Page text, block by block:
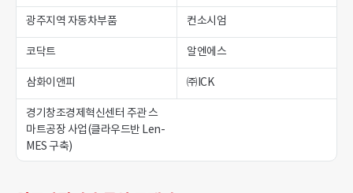
광주지역 자동차부품 컨소시엄
코닥트 알엔에스
삼화이앤피 ㈜ICK
경기창조경제혁신센터 주관 스
마트공장 사업(클라우드반 Len-
MES 구축)